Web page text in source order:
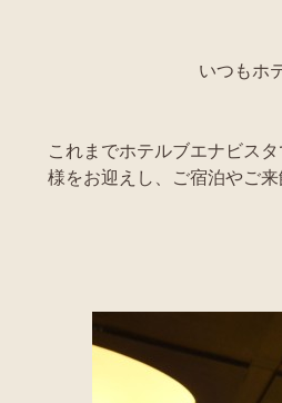
いつもホ
これまでホテルブエナビス
様をお迎えし、ご宿泊やご